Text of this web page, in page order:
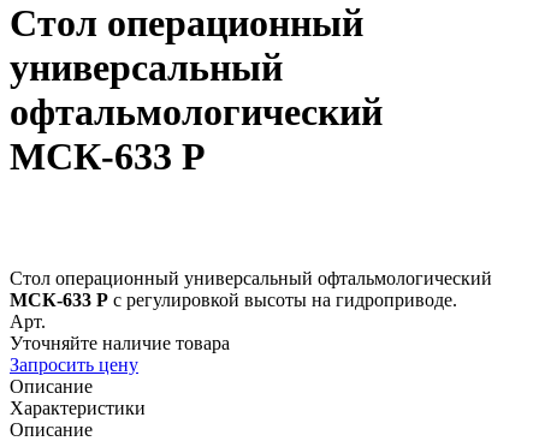
Стол операционный
универсальный
офтальмологический
МСК-633 Р
Стол операционный универсальный офтальмологический
МСК-633 Р с регулировкой высоты на гидроприводе.
Арт.
Уточняйте наличие товара
Запросить цену
Описание
Характеристики
Описание